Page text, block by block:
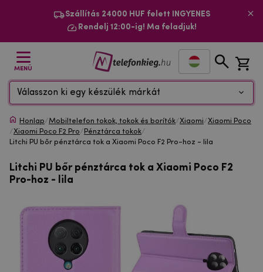
Szállítás 24000 HUF felett INGYENES
Rendelj 12:00-ig! Ma feladjuk!
MENÜ
Válasszon ki egy készülék márkát
Honlap/Mobiltelefon tokok, tokok és borítók/Xiaomi/Xiaomi Poco
/Xiaomi Poco F2 Pro/ Pénztárca tokok/
Litchi PU bőr pénztárca tok a Xiaomi Poco F2 Pro-hoz - lila
Litchi PU bőr pénztárca tok a Xiaomi Poco F2
Pro-hoz - lila